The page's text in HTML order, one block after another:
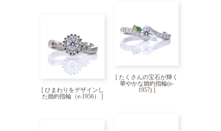
[ たくさんの宝石が輝く
華やかな婚約指輪(e-
1957)]
[ ひまわりをデザインし
た婚約指輪（e-1956）
]